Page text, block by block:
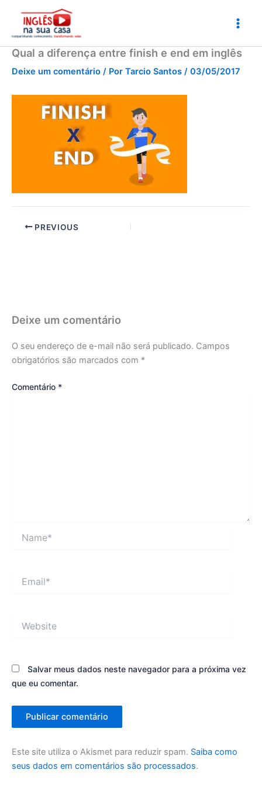
conteúdo
Qual a diferença entre finish e end em inglês
Deixe um comentário / Por Tarcio Santos / 03/05/2017
PREVIOUS
Deixe um comentário
O seu endereço de e-mail não será publicado. Campos
obrigatórios são marcados com *
Comentário *
Salvar meus dados neste navegador para a próxima vez
que eu comentar.
Este site utiliza o Akismet para reduzir spam. Saiba como
seus dados em comentários são processados.